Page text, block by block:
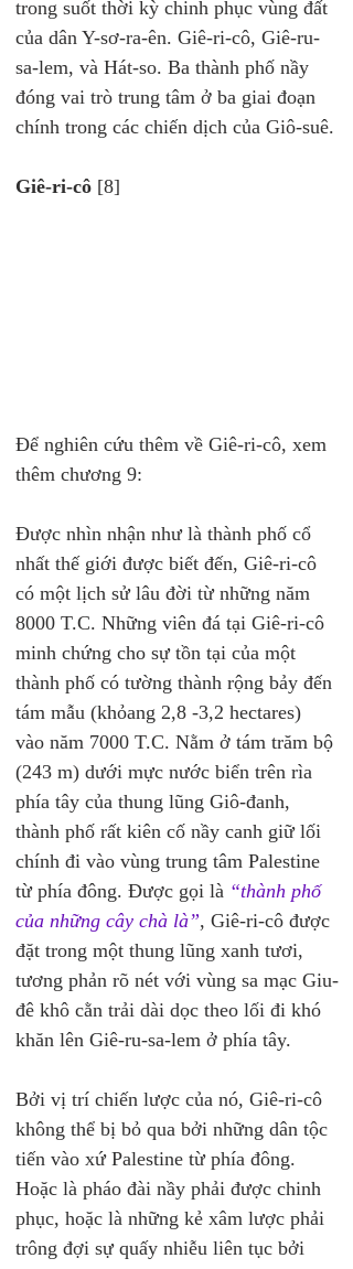
trong suốt thời kỳ chinh phục vùng đất
của dân Y-sơ-ra-ên. Giê-ri-cô, Giê-ru-
sa-lem, và Hát-so. Ba thành phố nầy
đóng vai trò trung tâm ở ba giai đoạn
chính trong các chiến dịch của Giô-suê.
Giê-ri-cô [8]
Để nghiên cứu thêm về Giê-ri-cô, xem
thêm chương 9:
Được nhìn nhận như là thành phố cổ
nhất thế giới được biết đến, Giê-ri-cô
có một lịch sử lâu đời từ những năm
8000 T.C. Những viên đá tại Giê-ri-cô
minh chứng cho sự tồn tại của một
thành phố có tường thành rộng bảy đến
tám mẫu (khỏang 2,8 -3,2 hectares)
vào năm 7000 T.C. Nằm ở tám trăm bộ
(243 m) dưới mực nước biển trên rìa
phía tây của thung lũng Giô-đanh,
thành phố rất kiên cố nầy canh giữ lối
chính đi vào vùng trung tâm Palestine
từ phía đông. Được gọi là “thành phố
của những cây chà là”, Giê-ri-cô được
đặt trong một thung lũng xanh tươi,
tương phản rõ nét với vùng sa mạc Giu-
đê khô cằn trải dài dọc theo lối đi khó
khăn lên Giê-ru-sa-lem ở phía tây.
Bởi vị trí chiến lược của nó, Giê-ri-cô
không thể bị bỏ qua bởi những dân tộc
tiến vào xứ Palestine từ phía đông.
Hoặc là pháo đài nầy phải được chinh
phục, hoặc là những kẻ xâm lược phải
trông đợi sự quấy nhiễu liên tục bởi